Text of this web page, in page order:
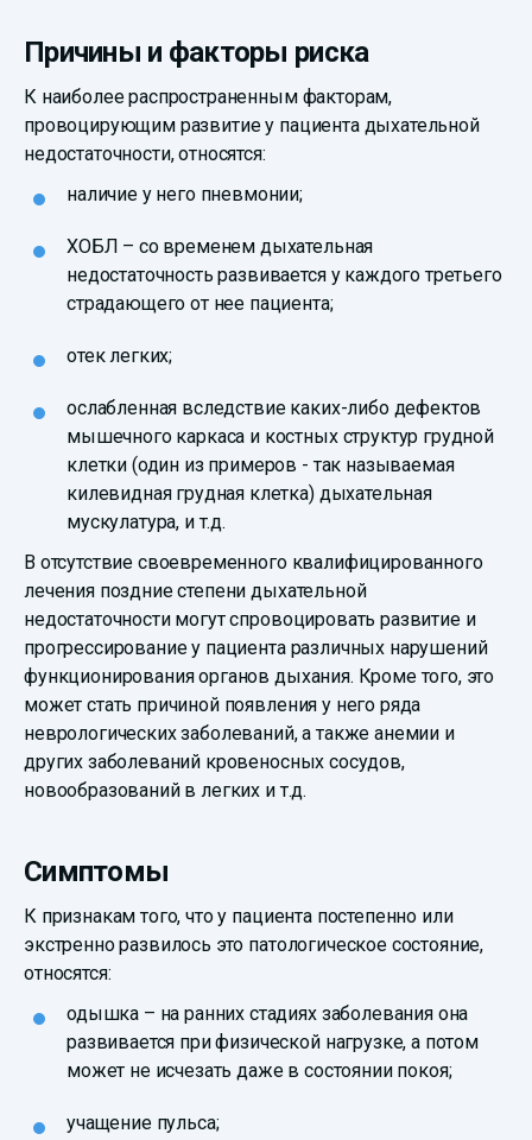
Причины и факторы риска
К наиболее распространенным факторам,
провоцирующим развитие у пациента дыхательной
недостаточности, относятся:
наличие у него пневмонии;
ХОБЛ – со временем дыхательная
недостаточность развивается у каждого третьего
страдающего от нее пациента;
отек легких;
ослабленная вследствие каких-либо дефектов
мышечного каркаса и костных структур грудной
клетки (один из примеров - так называемая
килевидная грудная клетка) дыхательная
мускулатура, и т.д.
В отсутствие своевременного квалифицированного
лечения поздние степени дыхательной
недостаточности могут спровоцировать развитие и
прогрессирование у пациента различных нарушений
функционирования органов дыхания. Кроме того, это
может стать причиной появления у него ряда
неврологических заболеваний, а также анемии и
других заболеваний кровеносных сосудов,
новообразований в легких и т.д.
Симптомы
К признакам того, что у пациента постепенно или
экстренно развилось это патологическое состояние,
относятся:
одышка – на ранних стадиях заболевания она
развивается при физической нагрузке, а потом
может не исчезать даже в состоянии покоя;
учащение пульса;